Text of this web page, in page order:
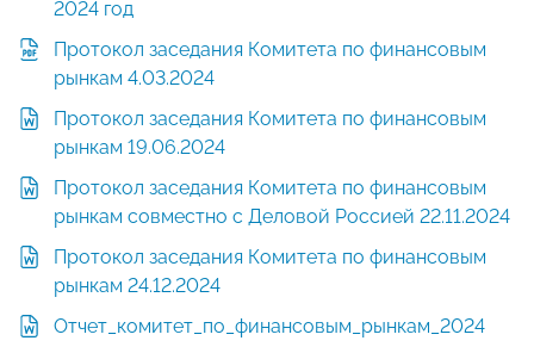
2024 год
Протокол заседания Комитета по финансовым
рынкам 4.03.2024
Протокол заседания Комитета по финансовым
рынкам 19.06.2024
Протокол заседания Комитета по финансовым
рынкам совместно с Деловой Россией 22.11.2024
Протокол заседания Комитета по финансовым
рынкам 24.12.2024
Отчет_комитет_по_финансовым_рынкам_2024